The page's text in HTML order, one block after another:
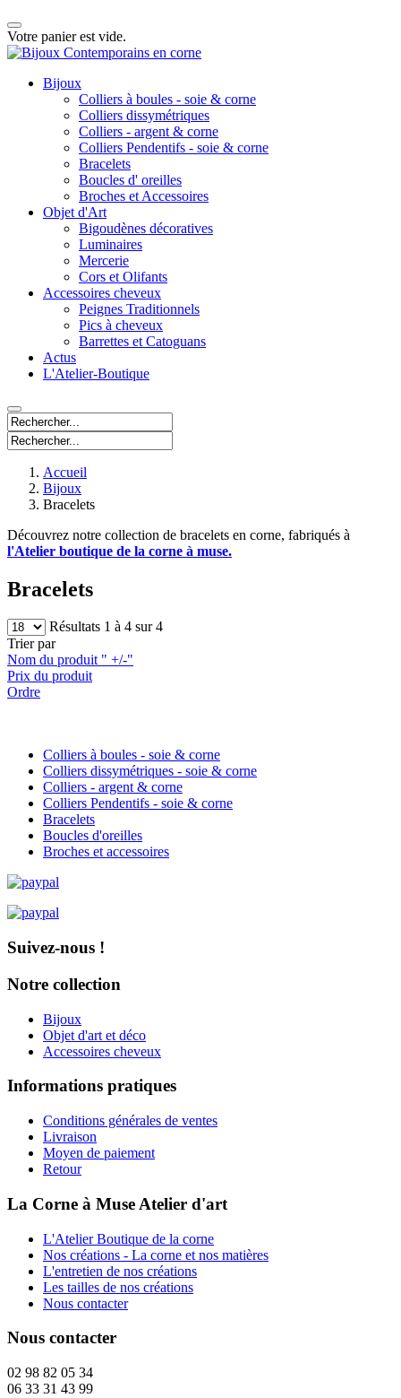
Votre panier est vide.
Bijoux
Colliers à boules - soie & corne
Colliers dissymétriques
Colliers - argent & corne
Colliers Pendentifs - soie & corne
Bracelets
Boucles d' oreilles
Broches et Accessoires
Objet d'Art
Bigoudènes décoratives
Luminaires
Mercerie
Cors et Olifants
Accessoires cheveux
Peignes Traditionnels
Pics à cheveux
Barrettes et Catoguans
Actus
L'Atelier-Boutique
Accueil
Bijoux
Bracelets
Découvrez notre collection de bracelets en corne, fabriqués à
l'Atelier boutique de la corne à muse.
Bracelets
Résultats 1 à 4 sur 4
Trier par
Nom du produit " +/-"
Prix du produit
Ordre
Colliers à boules - soie & corne
Colliers dissymétriques - soie & corne
Colliers - argent & corne
Colliers Pendentifs - soie & corne
Bracelets
Boucles d'oreilles
Broches et accessoires
Suivez-nous !
Notre collection
Bijoux
Objet d'art et déco
Accessoires cheveux
Informations pratiques
Conditions générales de ventes
Livraison
Moyen de paiement
Retour
La Corne à Muse Atelier d'art
L'Atelier Boutique de la corne
Nos créations - La corne et nos matières
L'entretien de nos créations
Les tailles de nos créations
Nous contacter
Nous contacter
02 98 82 05 34
06 33 31 43 99